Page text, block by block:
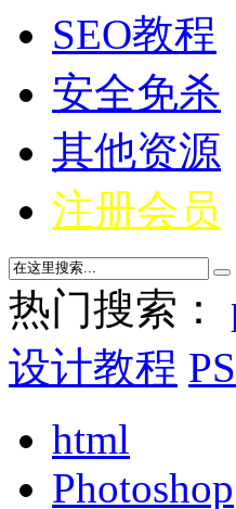
SEO教程
安全免杀
其他资源
注册会员
热门搜索：
设计教程
html
Photoshop